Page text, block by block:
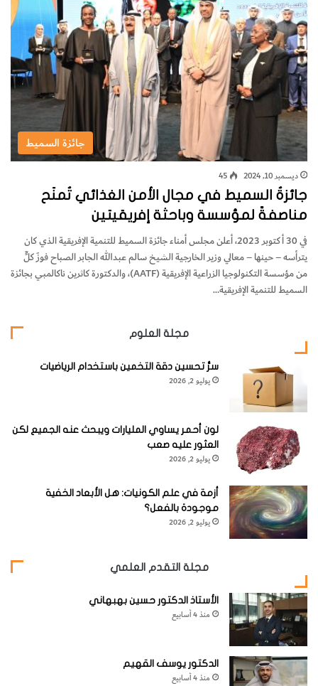
جائزة السميط
ديسمبر 10, 2024 45
جائزةُ السميط في مجال الأمن الغذائي تُمنَح
مناصفةً لمؤسسة وباحثة إفريقيتين
في 30 أكتوبر 2023، أعلن مجلس أمناء جائزة السميط للتنمية الإفريقية الذي كان
يترأسه – حينها – معالي وزير الخارجية الشيخ سالم عبدالله الجابر الصباح فوزَ كلٍّ
من مؤسسة التكنولوجيا الزراعية الإفريقية (AATF)، والدكتورة كاثرين ناكالمبي بجائزة
السميط للتنمية الإفريقية…
مجلة العلوم
سرُّ تحسين دقة التخمين باستخدام الرياضيات
يوليو 2, 2026
لون أحمر يساوي المليارات ويبحث عنه الجميع لكن
العثور عليه صعب
يوليو 2, 2026
أزمة في علم الكونيات: هل الأبعاد الخفية
موجودة بالفعل؟
يوليو 2, 2026
مجلة التقدم العلمي
الأستاذ الدكتور حسين بهبهاني
منذ 4 أسابيع
الدكتور يوسف القهيم
منذ 4 أسابيع